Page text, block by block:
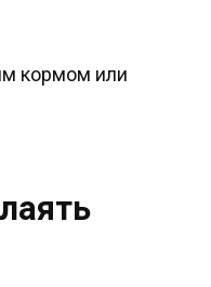
кормом или